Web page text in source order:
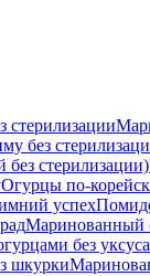
Огурцы по-
Маринованный